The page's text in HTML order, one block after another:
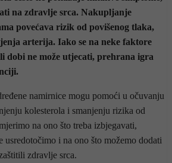
na zdravlje srca. Nakupljanje
povećava rizik od povišenog tlaka,
arterija. Iako se na neke faktore
dobi ne može utjecati, prehrana igra
namirnice mogu pomoći u očuvanju
kolesterola i smanjenju rizika od
na ono što treba izbjegavati,
usredotočimo i na ono što možemo dodati
zdravlje srca.